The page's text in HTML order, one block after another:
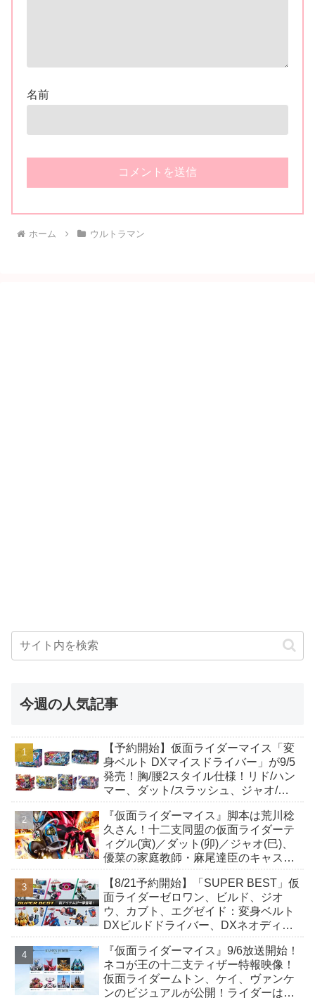
名前
ホーム ウルトラマン
今週の人気記事
【予約開始】仮面ライダーマイス「変
身ベルト DXマイスドライバー」が9/5
発売！胸/腰2スタイル仕様！リド/ハン
マー、ダット/スラッシュ、ジャオ/バ
も！
『仮面ライダーマイス』脚本は荒川稔
久さん！十二支同盟の仮面ライダーテ
ィグル(寅)／ダット(卯)／ジャオ(巳)、
優菜の家庭教師・麻尾達臣のキャスト
んも変身！
【8/21予約開始】「SUPER BEST」仮
面ライダーゼロワン、ビルド、ジオ
ウ、カブト、エグゼイド：変身ベルト
DXビルドドライバー、DXネオディケ
か12点！
『仮面ライダーマイス』9/6放送開始！
ネコが王の十二支ティザー特報映像！
仮面ライダームトン、ケイ、ヴァンケ
ンのビジュアルが公開！ライダーは子